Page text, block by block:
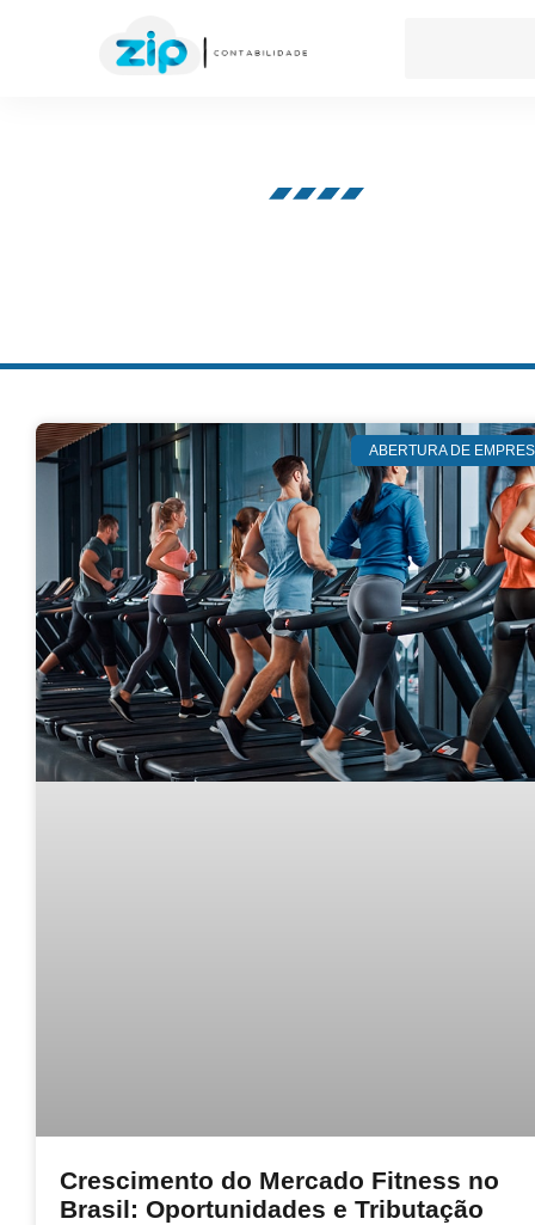
ABERTURA DE
Crescimento do Mercado Fitness no
Brasil: Oportunidades e Tributação